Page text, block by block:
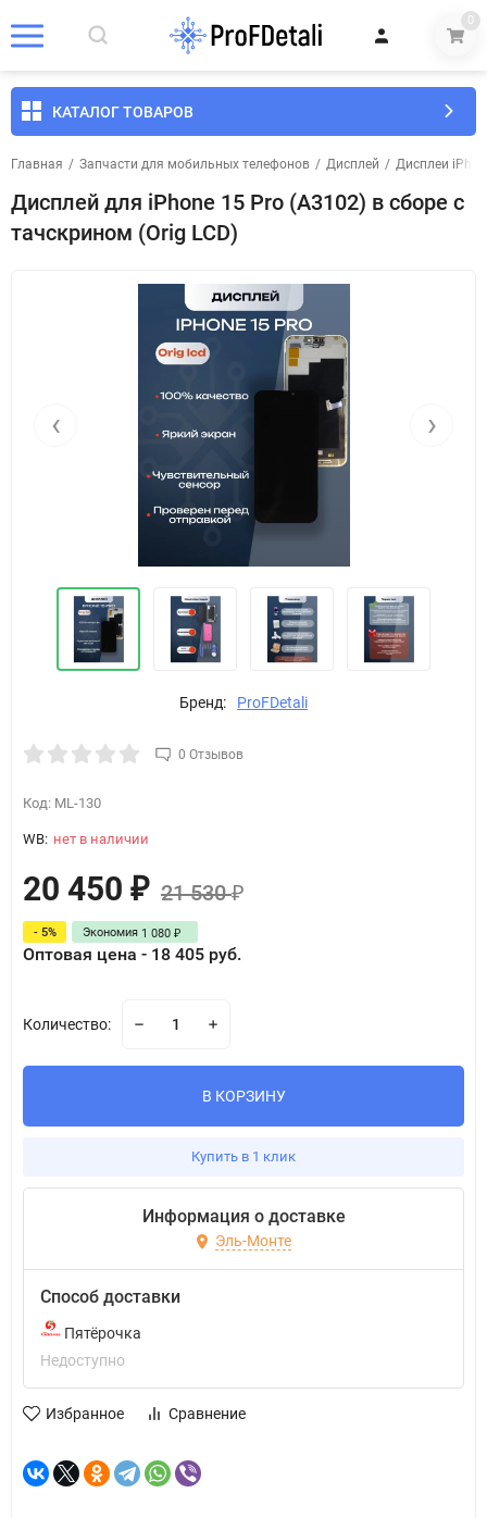
0
КАТАЛОГ ТОВАРОВ
Главная / Запчасти для мобильных телефонов / Дисплей / Дисплеи
Дисплей для iPhone 15 Pro (A3102) в сборе с
тачскрином (Orig LCD)
‹ ›
Бренд: ProFDetali
0 Отзывов
Код: ML-130
WB: нет в наличии
20 450 ₽ 21 530₽
- 5% Экономия 1 080 ₽
Оптовая цена - 18 405 руб.
Количество:
В КОРЗИНУ
Купить в 1 клик
Информация о доставке
Эль-Монте
Способ доставки
Пятёрочка
Недоступно
Избранное Сравнение